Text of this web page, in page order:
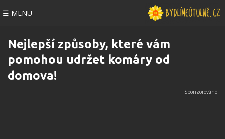
☰ MENU
Nejlepší způsoby, které vám
pomohou udržet komáry od
domova!